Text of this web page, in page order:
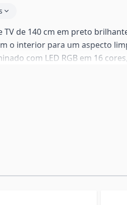
TV de 140 cm em preto
o interior para um aspecto
com LED RGB em 16